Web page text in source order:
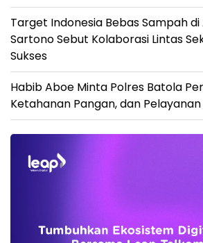
Target Indonesia Bebas Sampah di
Sartono Sebut Kolaborasi Lintas
Sukses
Habib Aboe Minta Polres Batola
Ketahanan Pangan, dan